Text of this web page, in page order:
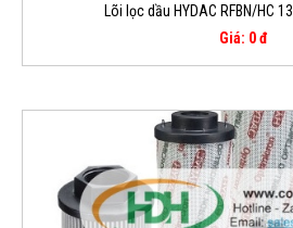
Lõi lọc dầu HYDAC RFBN/HC
Giá: 0 đ